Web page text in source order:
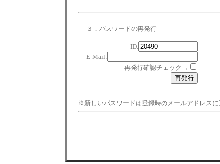
３．パスワードの再発行
ID:
E-Mail:
再発行確認チェック→
※新しいパスワードは登録時のメールアドレスに